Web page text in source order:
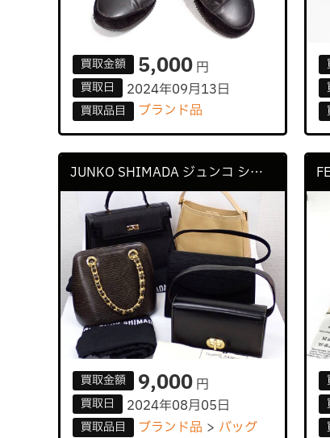
買取金額 5,000 円
買取日 2024年09月13日
買取品目 ブランド品
JUNKO SHIMADA ジュンコ シマダ CHARLES JOURDAN シャルル ジョルダン
買取金額 9,000 円
買取日 2024年08月05日
買取品目 ブランド品 バッグ